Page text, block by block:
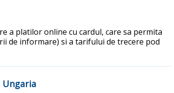
a platilor online cu cardul, care sa permita
de informare) si a tarifului de trecere pod
Ungaria